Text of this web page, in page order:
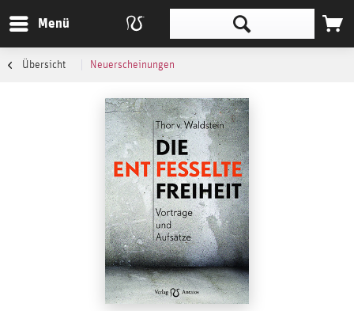
Menü
Übersicht Neuerscheinungen